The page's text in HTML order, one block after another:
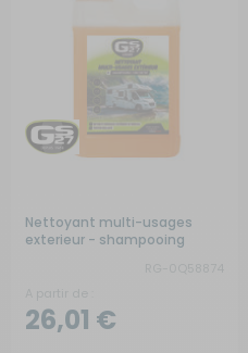
Nettoyant multi-usages
exterieur - shampooing
26,01 €